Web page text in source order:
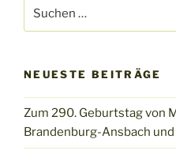
nach:
NEUESTE BEITRÄGE
Zum 290. Geburtstag von
Brandenburg-Ansbach